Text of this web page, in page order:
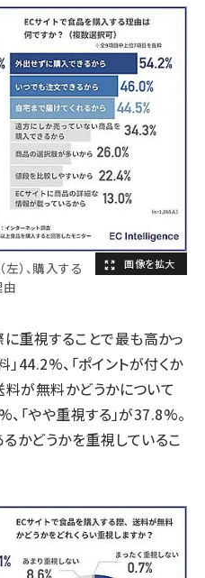
）、購入する
由
重視することで最も高かっ
」44.2%、「ポイントが付くか
料が無料かどうかについて
、「やや重視する」が37.8%。
かどうかを重視しているこ